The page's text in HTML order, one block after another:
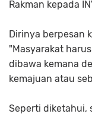
Rakman kepada
Dirinya berpesan
"Masyarakat
dibawa kemana
kemajuan atau
Seperti diketahui,